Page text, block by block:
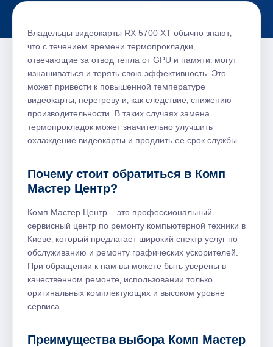
Владельцы видеокарты RX 5700 XT обычно знают‚
что с течением времени термопрокладки‚
отвечающие за отвод тепла от GPU и памяти‚ могут
изнашиваться и терять свою эффективность. Это
может привести к повышенной температуре
видеокарты‚ перегреву и‚ как следствие‚ снижению
производительности. В таких случаях замена
термопрокладок может значительно улучшить
охлаждение видеокарты и продлить ее срок службы.
Почему стоит обратиться в Комп
Мастер Центр?
Комп Мастер Центр – это профессиональный
сервисный центр по ремонту компьютерной техники в
Киеве‚ который предлагает широкий спектр услуг по
обслуживанию и ремонту графических ускорителей.
При обращении к нам вы можете быть уверены в
качественном ремонте‚ использовании только
оригинальных комплектующих и высоком уровне
сервиса.
Преимущества выбора Комп Мастер